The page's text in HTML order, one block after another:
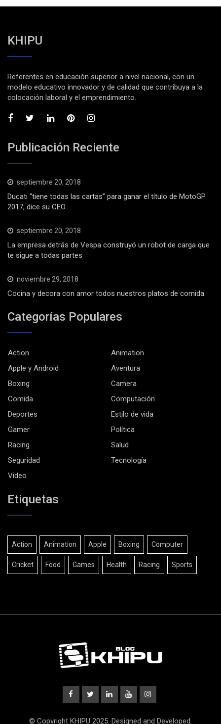
KHIPU
Referentes en educación superior a nivel nacional, con un
modelo educativo innovador y de calidad que contribuya a la
colocación laboral y el emprendimiento.
Publicación Reciente
septiembre 20, 2018
Ducati “tiene todas las cartas” para ganar el título de MotoGP
2017, dice su CEO
septiembre 20, 2018
La empresa detrás de Vespa construyó un robot de carga que
te sigue a todas partes
noviembre 29, 2018
Cocina y decora con amor todos nuestros platos de comida.
Categorías Populares
Action
Animation
Apple y Android
Aventura
Boxing
Camera
Comida
Computación
Deportes
Estilo de vida
Gamer
Política
Racing
Salud
Seguridad
Tecnología
Video
Etiquetas
Action Animation Apple Boxing Computer
Cricket Food Games Health Racing Sports
© Copyright KHIPU 2025. Designed and Developed.